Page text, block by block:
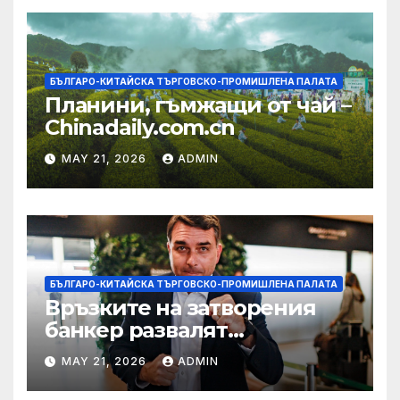
БЪЛГАРО-КИТАЙСКА ТЪРГОВСКО-ПРОМИШЛЕНА ПАЛАТА
Планини, гъмжащи от чай –
Chinadaily.com.cn
MAY 21, 2026 ADMIN
БЪЛГАРО-КИТАЙСКА ТЪРГОВСКО-ПРОМИШЛЕНА ПАЛАТА
Връзките на затворения
банкер развалят
надеждите на Флавио
Болсонаро за президент на
MAY 21, 2026 ADMIN